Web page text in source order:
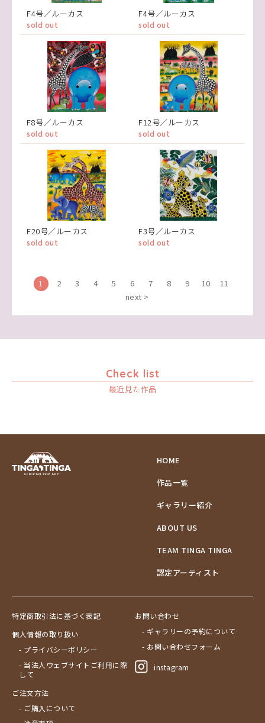
F4号／ルーカス
sold out
F4号／ルーカス
sold out
F8号／ルーカス
sold out
F12号／ルーカス
sold out
F20号／ルーカス
sold out
F3号／ルーカス
sold out
1 2 3 4 5 6 7 8 9 10
11
next >
Check list
最近見た作品
HOME
作品一覧
ギャラリー紹介
ABOUT US
TEAM TINGA TINGA
認定アーティスト
特定商取引法に基づく表記
個人情報の取り扱い
- プライバシーポリシー
- 当法人ウェブサイトご利用に際
して
ご注文方法
- ご購入について
お問い合わせ
- ギャラリーの予約について
- お問い合わせフォーム
instagram